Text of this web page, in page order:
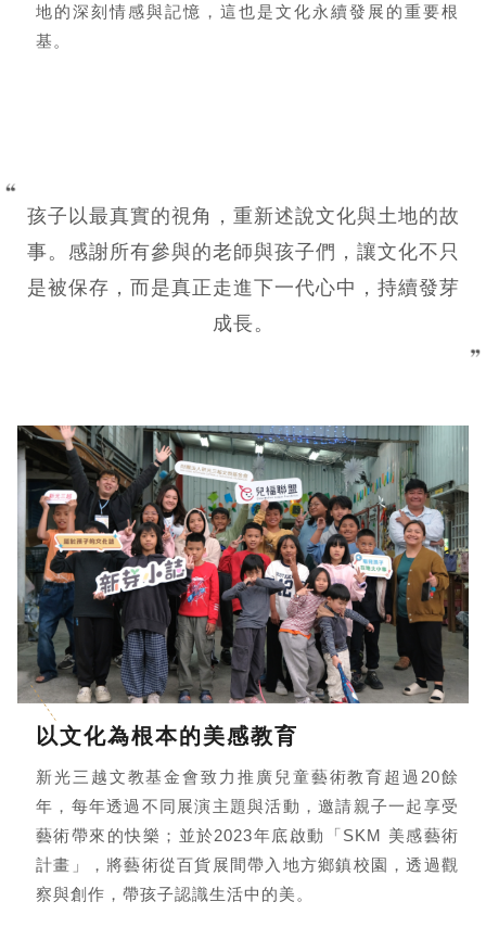
地的深刻情感與記憶，這也是文化永續發展的重要根
基。
孩子以最真實的視角，重新述說文化與土地的故
事。感謝所有參與的老師與孩子們，讓文化不只
是被保存，而是真正走進下一代心中，持續發芽
成長。
以文化為根本的美感教育
新光三越文教基金會致力推廣兒童藝術教育超過20餘
年，每年透過不同展演主題與活動，邀請親子一起享受
藝術帶來的快樂；並於2023年底啟動「SKM 美感藝術
計畫」，將藝術從百貨展間帶入地方鄉鎮校園，透過觀
察與創作，帶孩子認識生活中的美。